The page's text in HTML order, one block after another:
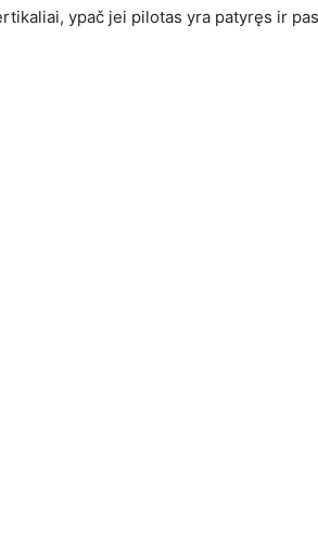
ypač jei pilotas yra patyręs ir